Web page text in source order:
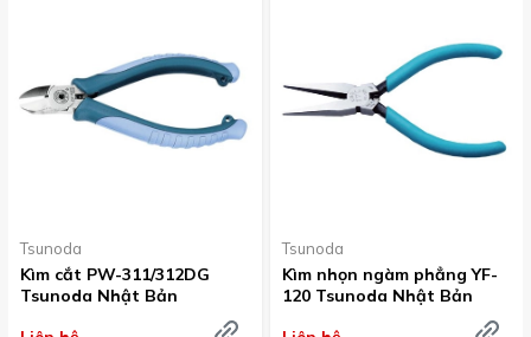
Tsunoda
Kìm cắt PW-311/312DG
Tsunoda Nhật Bản
Tsunoda
Kìm nhọn ngàm phẳng YF-
120 Tsunoda Nhật Bản